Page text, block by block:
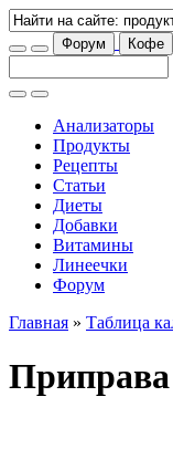
Форум Кофе
Анализаторы
Продукты
Рецепты
Статьи
Диеты
Добавки
Витамины
Линеечки
Форум
Главная » Таблица